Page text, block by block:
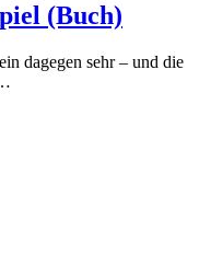
(Buch)
dagegen sehr – und die